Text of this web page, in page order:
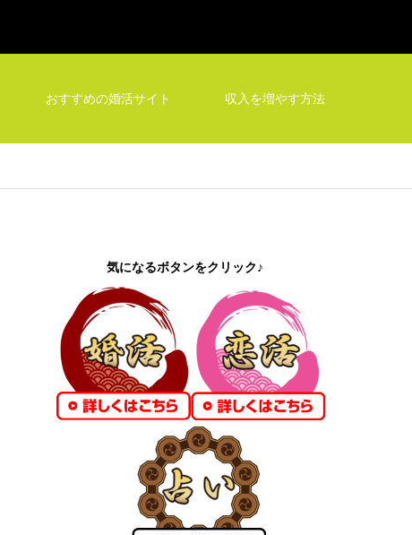
おすすめの婚活サイト 収入を増やす方法
気になるボタンをクリック♪